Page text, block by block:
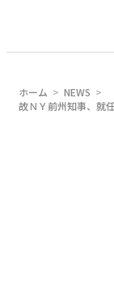
ホーム
NEWS
故ＮＹ前州知事、就